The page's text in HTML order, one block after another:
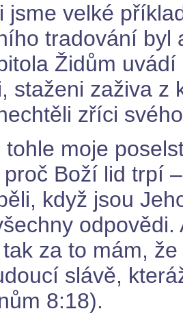
jsme velké
tradování byl
Židům
staženi zaživa z
zříci
tohle moje
Boží lid trpí
když jsou
tak za to mám,
slávě,
8:18).